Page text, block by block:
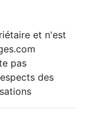
et n'est
pas
des